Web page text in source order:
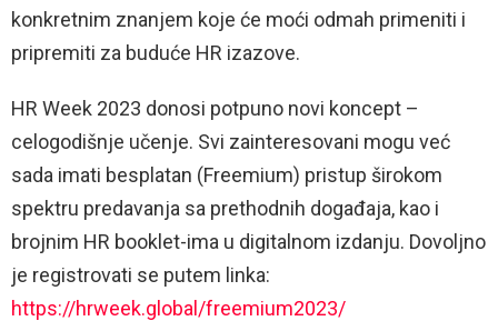
konkretnim znanjem koje će moći odmah primeniti i
pripremiti za buduće HR izazove.
HR Week 2023 donosi potpuno novi koncept –
celogodišnje učenje. Svi zainteresovani mogu već
sada imati besplatan (Freemium) pristup širokom
spektru predavanja sa prethodnih događaja, kao i
brojnim HR booklet-ima u digitalnom izdanju. Dovoljno
je registrovati se putem linka:
https://hrweek.global/freemium2023/